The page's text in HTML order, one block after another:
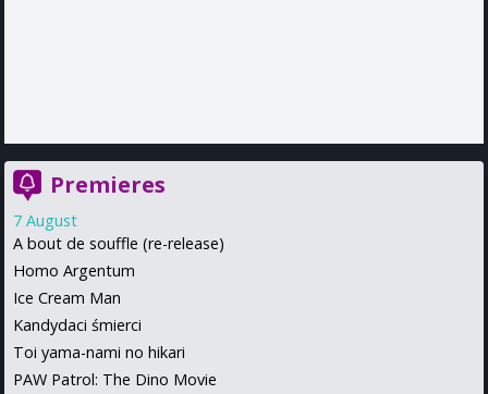
Premieres
7 August
A bout de souffle (re-release)
Homo Argentum
Ice Cream Man
Kandydaci śmierci
Toi yama-nami no hikari
PAW Patrol: The Dino Movie